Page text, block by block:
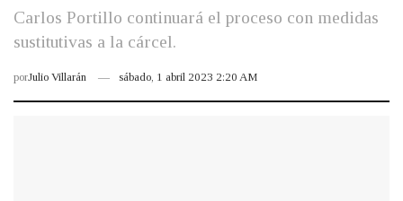
Carlos Portillo continuará el proceso con medidas
sustitutivas a la cárcel.
porJulio Villarán sábado, 1 abril 2023 2:20 AM